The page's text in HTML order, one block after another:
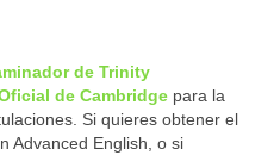
de Trinity
de Cambridge para la
Si quieres obtener el
Advanced English, o si